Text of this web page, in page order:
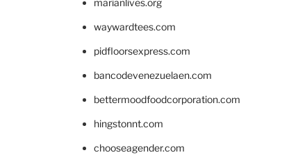
marianlives.org
waywardtees.com
pidfloorsexpress.com
bancodevenezuelaen.com
bettermoodfoodcorporation.com
hingstonnt.com
chooseagender.com